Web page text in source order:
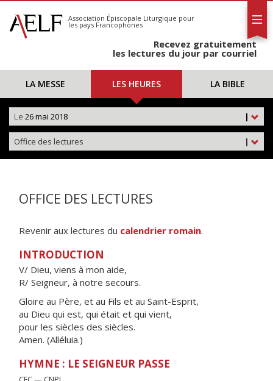
S'abonner
Calendrier
Association Épiscopale Liturgique pour
les pays Francophones
Recevez gratuitement
les lectures du jour par courriel
LA MESSE LES HEURES LA BIBLE
|
Le 26 mai 2018
|
Office des lectures
OFFICE DES LECTURES
Revenir aux lectures du calendrier romain.
INTRODUCTION
V/ Dieu, viens à mon aide,
R/ Seigneur, à notre secours.
Gloire au Père, et au Fils et au Saint-Esprit,
au Dieu qui est, qui était et qui vient,
pour les siècles des siècles.
Amen. (Alléluia.)
HYMNE : LE SEIGNEUR PASSE